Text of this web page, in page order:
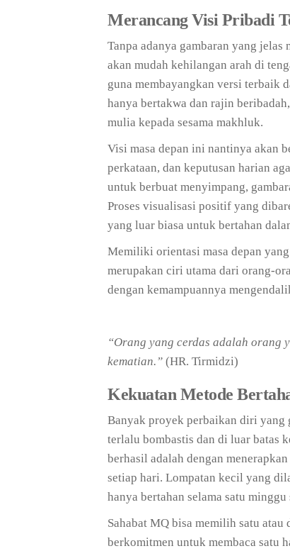
Merancang Visi Pribadi
Tanpa adanya gambaran yang
akan mudah kehilangan arah di
guna membayangkan versi terbaik
hanya bertakwa dan rajin
mulia kepada sesama makhluk.
Visi masa depan ini nantinya akan
perkataan, dan keputusan harian
untuk berbuat menyimpang,
Proses visualisasi positif yang
yang luar biasa untuk bertahan
Memiliki orientasi masa depan
merupakan ciri utama dari orang-
dengan kemampuannya
“Orang yang cerdas adalah orang
kematian.” (HR. Tirmidzi)
Kekuatan Metode
Banyak proyek perbaikan diri yang
terlalu bombastis dan di luar batas
berhasil adalah dengan
setiap hari. Lompatan kecil yang
hanya bertahan selama satu minggu
Sahabat MQ bisa memilih satu
berkomitmen untuk membaca satu